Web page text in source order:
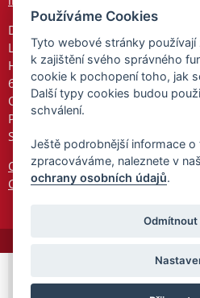
Dárkové centrum
Legionářů 2
Hodonín
695 01
Otevřeno:
Po-Pá 9-17
So 9-11:30
Ochrana osobních údajů
Cookies
© 2026
Používáme Cookies
Tyto webové stránky
k zajištění svého správného
cookie k pochopení toho, jak
Další typy cookies budou
schválení.
Ještě podrobnější informace
zpracováváme, naleznete v
ochrany osobních údajů.
Odmítnout